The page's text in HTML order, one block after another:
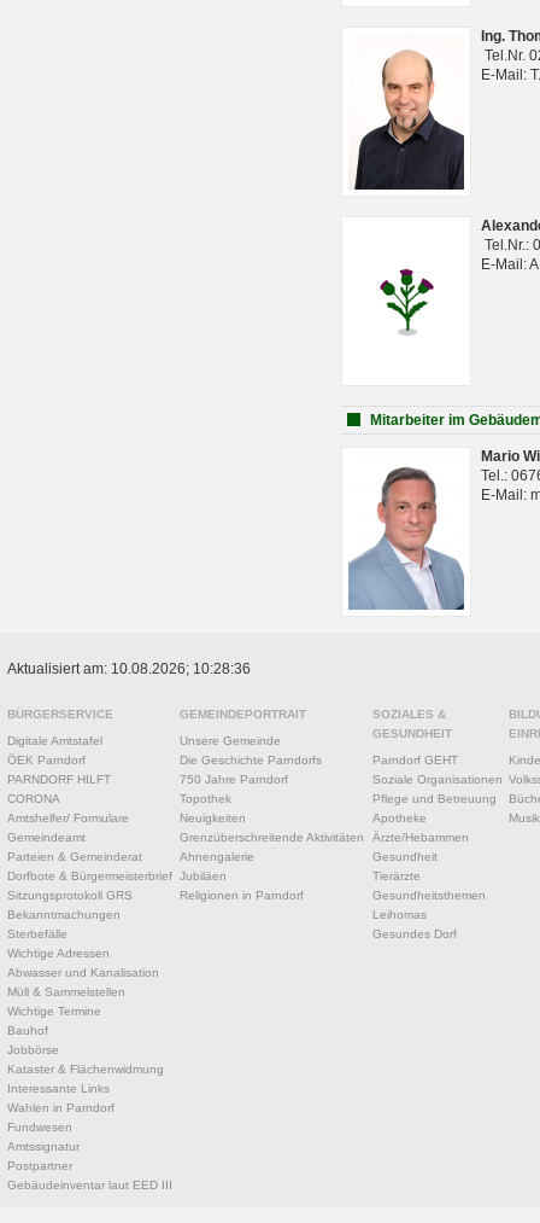
Ing.
Tel.Nr.
E-Mail:
Tel.Nr.:
E-Mail:
Mitarbeiter im
Mario
Tel.:
E-Mail:
Aktualisiert am: 10.08.2026; 10:28:36
BÜRGERSERVICE
Digitale Amtstafel
ÖEK Parndorf
PARNDORF HILFT
CORONA
Amtshelfer/ Formulare
Gemeindeamt
Parteien & Gemeinderat
Dorfbote & Bürgermeisterbrief
Sitzungsprotokoll GRS
Bekanntmachungen
Sterbefälle
Wichtige Adressen
Abwasser und Kanalisation
Müll & Sammelstellen
Wichtige Termine
Bauhof
Jobbörse
Kataster & Flächenwidmung
Interessante Links
Wahlen in Parndorf
Fundwesen
Amtssignatur
Postpartner
Gebäudeinventar laut EED III
GEMEINDEPORTRAIT
Unsere Gemeinde
Die Geschichte Parndorfs
750 Jahre Parndorf
Topothek
Neuigkeiten
Grenzüberschreitende Aktivitäten
Ahnengalerie
Jubiläen
Religionen in Parndorf
SOZIALES &
GESUNDHEIT
Parndorf GEHT
Soziale Organisationen
Pflege und Betreuung
Apotheke
Ärzte/Hebammen
Gesundheit
Tierärzte
Gesundheitsthemen
Leihomas
Gesundes Dorf